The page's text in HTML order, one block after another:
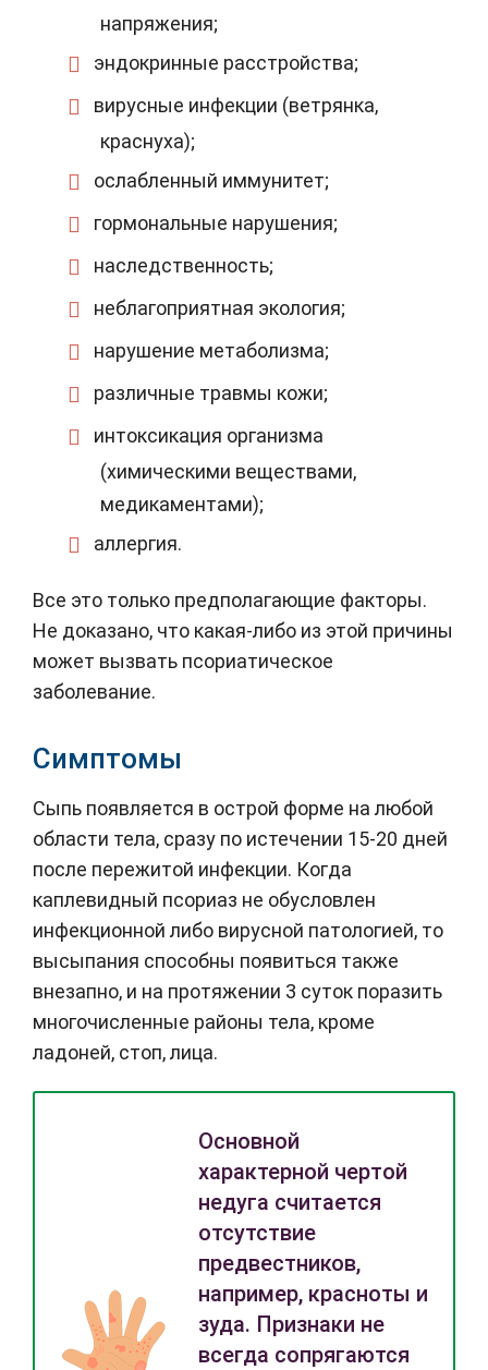
напряжения;
эндокринные расстройства;
вирусные инфекции (ветрянка,
краснуха);
ослабленный иммунитет;
гормональные нарушения;
наследственность;
неблагоприятная экология;
нарушение метаболизма;
различные травмы кожи;
интоксикация организма
(химическими веществами,
медикаментами);
аллергия.
Все это только предполагающие факторы.
Не доказано, что какая-либо из этой причины
может вызвать псориатическое
заболевание.
Симптомы
Сыпь появляется в острой форме на любой
области тела, сразу по истечении 15-20 дней
после пережитой инфекции. Когда
каплевидный псориаз не обусловлен
инфекционной либо вирусной патологией, то
высыпания способны появиться также
внезапно, и на протяжении 3 суток поразить
многочисленные районы тела, кроме
ладоней, стоп, лица.
Основной
характерной чертой
недуга считается
отсутствие
предвестников,
например, красноты и
зуда. Признаки не
всегда сопрягаются